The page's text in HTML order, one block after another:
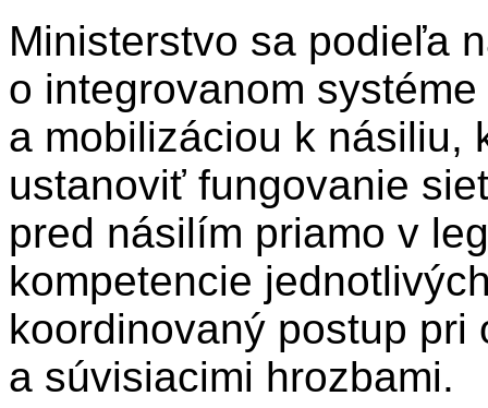
Ministerstvo sa podieľa
o integrovanom
a mobilizáciou k násiliu,
ustanoviť fungovanie
pred násilím priamo v
kompetencie
koordinovaný postup
a súvisiacimi hrozbami.